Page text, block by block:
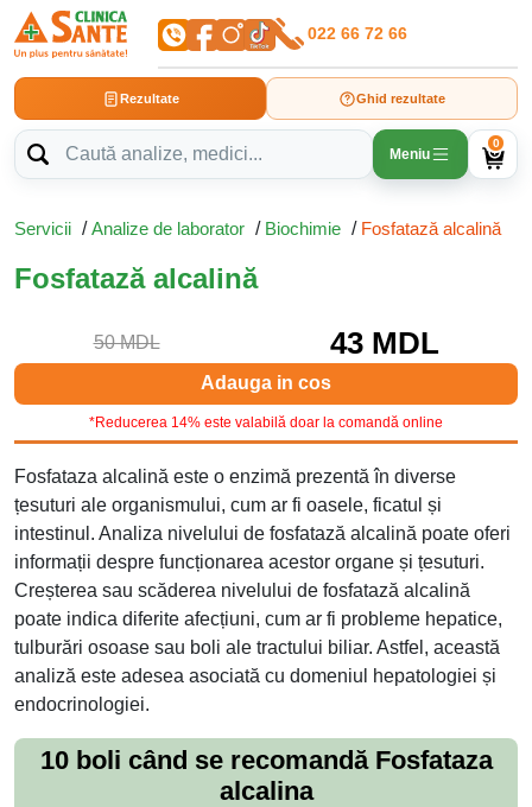
022 66 72 66
Rezultate Ghid rezultate
Meniu
0
Servicii /Analize de laborator / Biochimie / Fosfatază alcalină
Fosfatază alcalină
50 MDL 43 MDL
Adauga in cos
*Reducerea 14% este valabilă doar la comandă online
Fosfataza alcalină este o enzimă prezentă în diverse
țesuturi ale organismului, cum ar fi oasele, ficatul și
intestinul. Analiza nivelului de fosfatază alcalină poate oferi
informații despre funcționarea acestor organe și țesuturi.
Creșterea sau scăderea nivelului de fosfatază alcalină
poate indica diferite afecțiuni, cum ar fi probleme hepatice,
tulburări osoase sau boli ale tractului biliar. Astfel, această
analiză este adesea asociată cu domeniul hepatologiei și
endocrinologiei.
10 boli când se recomandă Fosfataza
alcalina